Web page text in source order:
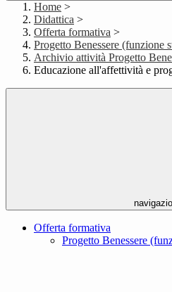
Home >
Didattica >
Offerta formativa >
Progetto Benessere (funzione
Archivio attività Progetto
Educazione all'affettività e
Offerta formativa
Progetto Benessere